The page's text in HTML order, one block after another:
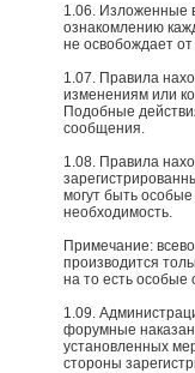
1.06. Изложенные
ознакомлению
не освобождает от
1.07. Правила
изменениям или
Подобные
сообщения.
1.08. Правила
могут быть
необходимость.
Примечание:
производится
на то есть особые
1.09.
форумные
установленных
стороны